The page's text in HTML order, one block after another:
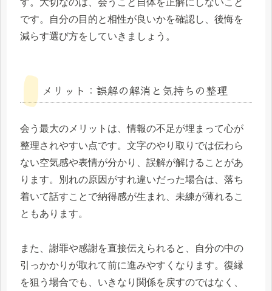
す。大切なのは、会うこと自体を正解にしないこと
です。自分の目的と相性が良いかを確認し、後悔を
減らす選び方をしていきましょう。
メリット：誤解の解消と気持ちの整理
会う最大のメリットは、情報の不足が埋まって心が
整理されやすい点です。文字のやり取りでは伝わら
ない空気感や表情が分かり、誤解が解けることがあ
ります。別れの原因がすれ違いだった場合は、落ち
着いて話すことで納得感が生まれ、未練が薄れるこ
ともあります。
また、謝罪や感謝を直接伝えられると、自分の中の
引っかかりが取れて前に進みやすくなります。復縁
を狙う場合でも、いきなり関係を戻すのではなく、